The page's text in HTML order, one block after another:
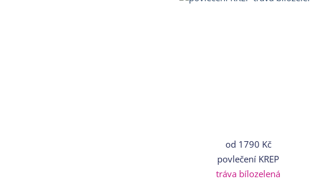
od 1790 Kč
povlečení KREP
tráva bílozelená